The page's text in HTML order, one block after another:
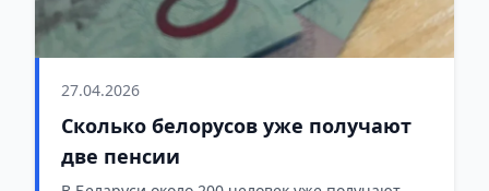
27.04.2026
Сколько белорусов уже получают
две пенсии